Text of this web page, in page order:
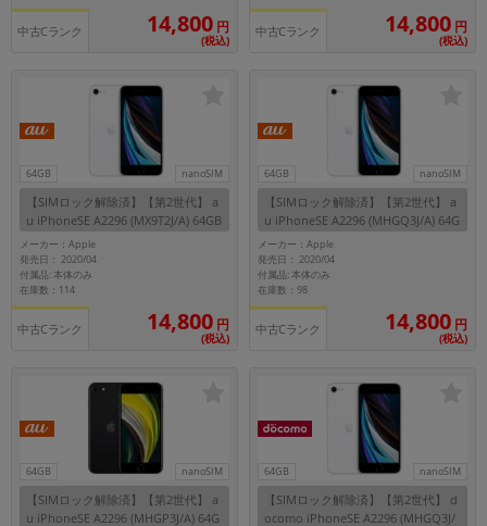
中古Cランク 14,800 円
(税込)
中古Cランク 14,800 円
(税込)
64GB nanoSIM
【SIMロック解除済】【第2世代】 a
u iPhoneSE A2296 (MX9T2J/A) 64GB
ホワイト
メーカー：Apple
発売日： 2020/04
付属品: 本体のみ
在庫数：114
中古Cランク 14,800 円
(税込)
64GB nanoSIM
【SIMロック解除済】【第2世代】 a
u iPhoneSE A2296 (MHGQ3J/A) 64G
B ホワイト
メーカー：Apple
発売日： 2020/04
付属品: 本体のみ
在庫数：98
中古Cランク 14,800 円
(税込)
64GB nanoSIM
【SIMロック解除済】【第2世代】 a
u iPhoneSE A2296 (MHGP3J/A) 64G
64GB nanoSIM
【SIMロック解除済】【第2世代】 d
ocomo iPhoneSE A2296 (MHGQ3J/